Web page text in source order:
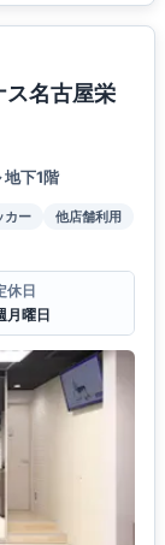
ス名古屋栄
下1階
カー
他店舗利用
休日
月曜日